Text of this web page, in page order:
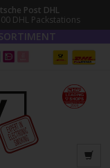
Post DHL
DHL Packstations